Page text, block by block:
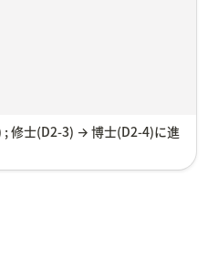
修士(D2-3) → 博士(D2-4)に進